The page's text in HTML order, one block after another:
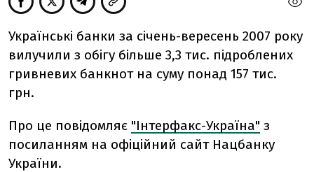
Українські банки за січень-вересень 2007 року
вилучили з обігу більше 3,3 тис. підроблених
гривневих банкнот на суму понад 157 тис.
грн.
Про це повідомляє "Інтерфакс-Україна" з
посиланням на офіційний сайт Нацбанку
України.